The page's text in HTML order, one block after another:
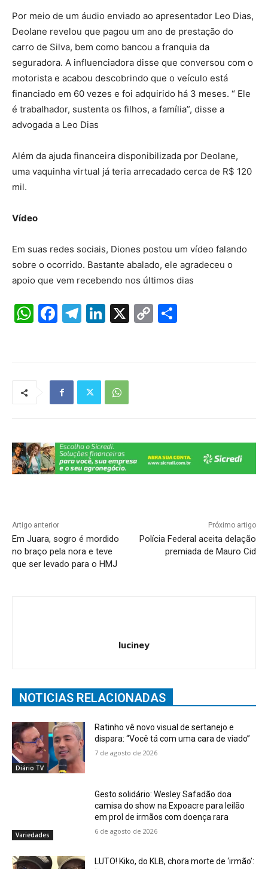
Por meio de um áudio enviado ao apresentador Leo Dias,
Deolane revelou que pagou um ano de prestação do
carro de Silva, bem como bancou a franquia da
seguradora. A influenciadora disse que conversou com o
motorista e acabou descobrindo que o veículo está
financiado em 60 vezes e foi adquirido há 3 meses. “ Ele
é trabalhador, sustenta os filhos, a família”, disse a
advogada a Leo Dias
Além da ajuda financeira disponibilizada por Deolane,
uma vaquinha virtual já teria arrecadado cerca de R$ 120
mil.
Vídeo
Em suas redes sociais, Diones postou um vídeo falando
sobre o ocorrido. Bastante abalado, ele agradeceu o
apoio que vem recebendo nos últimos dias
W F
b
o
k
T
a
m
Li
dI
n
X
C
Artigo anterior
Em Juara, sogro é mordido
no braço pela nora e teve
que ser levado para o HMJ
Próximo artigo
Polícia Federal aceita delação
premiada de Mauro Cid
luciney
NOTICIAS RELACIONADAS
Diário TV
Ratinho vê novo visual de sertanejo e
dispara: “Você tá com uma cara de viado”
7 de agosto de 2026
Variedades
Gesto solidário: Wesley Safadão doa
camisa do show na Expoacre para leilão
em prol de irmãos com doença rara
6 de agosto de 2026
LUTO! Kiko, do KLB, chora morte de ‘irmão’: